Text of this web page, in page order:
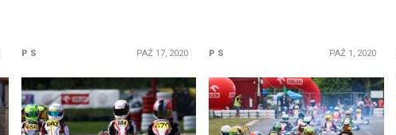
P S PAŹ 17, 2020 P S PAŹ 1, 2020
READ MORE READ MORE